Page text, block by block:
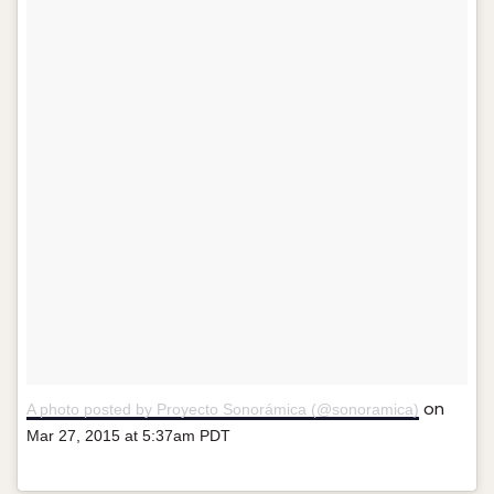
A photo posted by Proyecto Sonorámica (@sonoramica) on
Mar 27, 2015 at 5:37am PDT